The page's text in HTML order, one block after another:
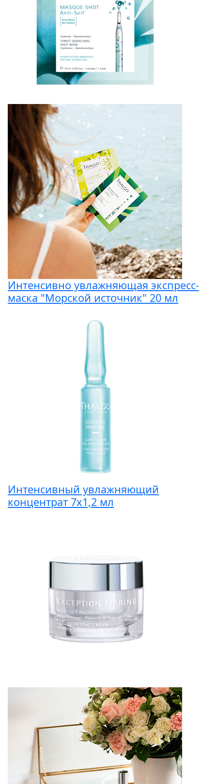
Интенсивно увлажняющая экспресс-
маска "Морской источник" 20 мл
Интенсивный увлажняющий
концентрат 7х1,2 мл